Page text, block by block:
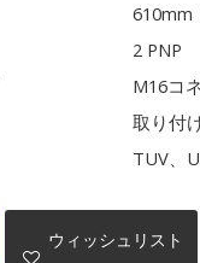
610mm
2 PNP
M16コ
取り付
TUV、
ウィッシュリスト